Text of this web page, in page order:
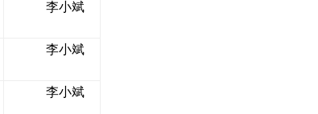
李小斌
李小斌
李小斌